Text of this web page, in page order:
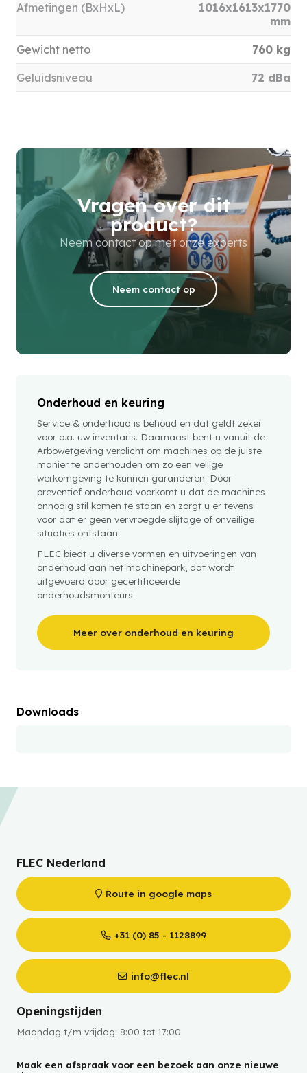
Afmetingen (BxHxL)
1016x1613x1770
mm
Gewicht netto 760 kg
Geluidsniveau 72 dBa
Vragen over dit
product?
Neem contact op met onze experts
Neem contact op
Onderhoud en keuring
Service & onderhoud is behoud en dat geldt zeker
voor o.a. uw inventaris. Daarnaast bent u vanuit de
Arbowetgeving verplicht om machines op de juiste
manier te onderhouden om zo een veilige
werkomgeving te kunnen garanderen. Door
preventief onderhoud voorkomt u dat de machines
onnodig stil komen te staan en zorgt u er tevens
voor dat er geen vervroegde slijtage of onveilige
situaties ontstaan.
FLEC biedt u diverse vormen en uitvoeringen van
onderhoud aan het machinepark, dat wordt
uitgevoerd door gecertificeerde
onderhoudsmonteurs.
Meer over onderhoud en keuring
Downloads
FLEC Nederland
Route in google maps
+31 (0) 85 - 1128899
info@flec.nl
Openingstijden
Maandag t/m vrijdag: 8:00 tot 17:00
Maak een afspraak voor een bezoek aan onze nieuwe